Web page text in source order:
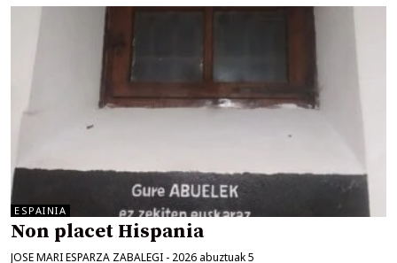
ESPAINIA
Non placet Hispania
JOSE MARI ESPARZA ZABALEGI - 2026 abuztuak 5